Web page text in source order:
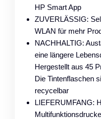
HP Smart App
ZUVERLÄSSIG:
WLAN für mehr
NACHHALTIG:
eine längere
Hergestellt aus 45
Die Tintenflaschen
recycelbar
LIEFERUMFANG: